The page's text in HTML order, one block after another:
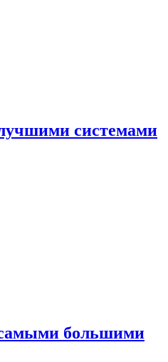
системами
самыми большими